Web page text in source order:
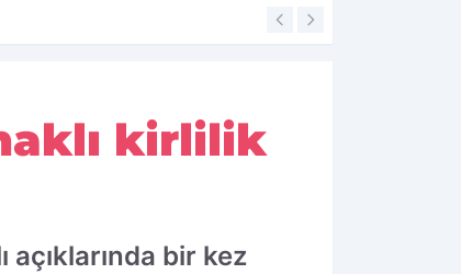
17:17 Türkiye, Suudi
kirlilik
bir kez